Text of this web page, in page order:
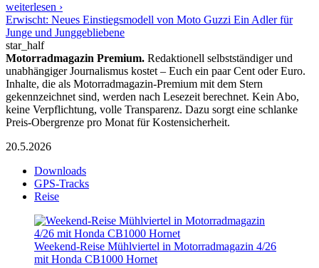
weiterlesen ›
Erwischt: Neues Einstiegsmodell von Moto Guzzi Ein Adler für
Junge und Junggebliebene
star_half
Motorradmagazin Premium. Redaktionell selbstständiger und
unabhängiger Journalismus kostet – Euch ein paar Cent oder Euro.
Inhalte, die als Motorradmagazin-Premium mit dem Stern
gekennzeichnet sind, werden nach Lesezeit berechnet. Kein Abo,
keine Verpflichtung, volle Transparenz. Dazu sorgt eine schlanke
Preis-Obergrenze pro Monat für Kostensicherheit.
20.5.2026
Downloads
GPS-Tracks
Reise
Weekend-Reise Mühlviertel in Motorradmagazin 4/26
mit Honda CB1000 Hornet